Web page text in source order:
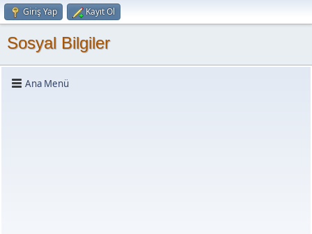
Giriş Yap Kayıt Ol
Sosyal Bilgiler
Ana Menü